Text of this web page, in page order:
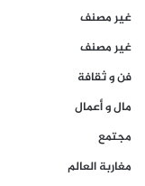
غير مصنف
غير مصنف
فن و ثقافة
مال و أعمال
مجتمع
مغاربة العالم